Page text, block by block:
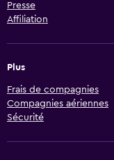
Presse
Affiliation
Plus
Frais de compagnies
Compagnies aériennes
Sécurité